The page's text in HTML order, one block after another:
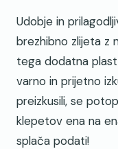
Udobje in
brezhibno zlijeta z
tega dodatna
varno in prijetno
preizkusili, se
klepetov ena na
splača podati!